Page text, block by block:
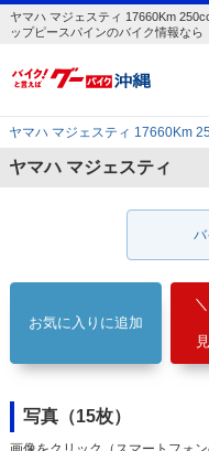
ヤマハ マジェスティ 17660Km
ップピースパインのバイク情報なら
ヤマハ マジェスティ 17660Km
ヤマハ マジェスティ
バ
お気に入りに追加
写真（15枚）